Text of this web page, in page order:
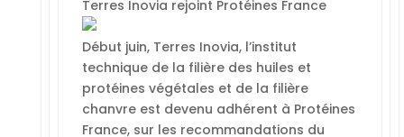
Terres Inovia rejoint Protéines France
Début juin, Terres Inovia, l’institut
technique de la filière des huiles et
protéines végétales et de la filière
chanvre est devenu adhérent à Protéines
France, sur les recommandations du